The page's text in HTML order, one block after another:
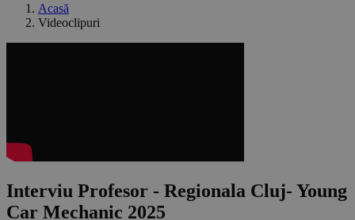
Acasă
Videoclipuri
Interviu Profesor - Regionala Cluj- Young
Car Mechanic 2025